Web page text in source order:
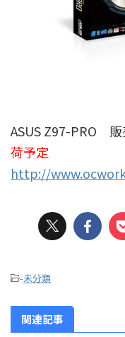
ASUS Z97-PRO
荷予定
http://
-未分類
関連記事